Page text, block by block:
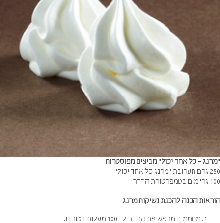
- כל אחד יכול" מביצים מפוסטרות
יכול"
החדר
הכנה להכנת נשיקות מרנג
מחממים מראש את התנור ל- 100 מעלות בטורבו.